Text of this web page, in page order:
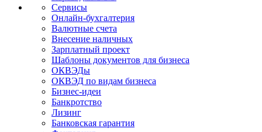
Сервисы
Онлайн-бухгалтерия
Валютные счета
Внесение наличных
Зарплатный проект
Шаблоны документов для бизнеса
ОКВЭДы
ОКВЭД по видам бизнеса
Бизнес-идеи
Банкротство
Лизинг
Банковская гарантия